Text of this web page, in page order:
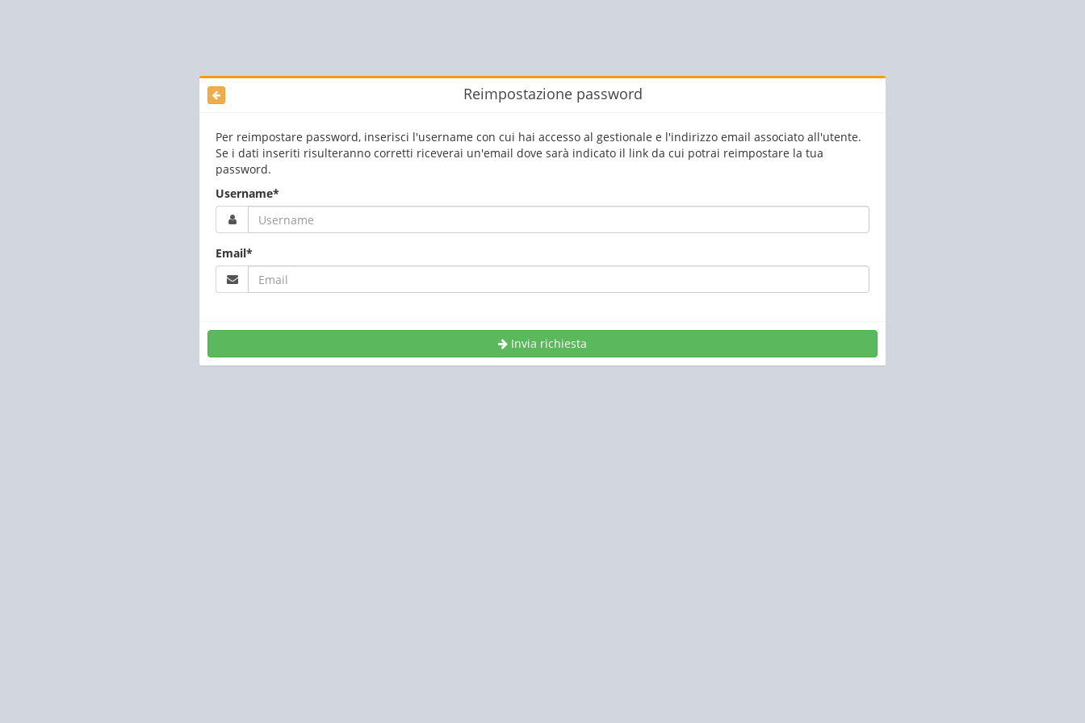
Reimpostazione password
Per reimpostare password, inserisci l'username con cui hai accesso al gestionale e l'indirizzo email associato all'utente.
Se i dati inseriti risulteranno corretti riceverai un'email dove sarà indicato il link da cui potrai reimpostare la tua
password.
Username*
Email*
Invia richiesta